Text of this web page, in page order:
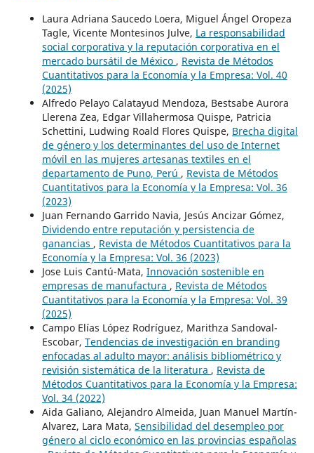
Laura Adriana Saucedo Loera, Miguel Ángel Oropeza
Tagle, Vicente Montesinos Julve, La responsabilidad
social corporativa y la reputación corporativa en el
mercado bursátil de México , Revista de Métodos
Cuantitativos para la Economía y la Empresa: Vol. 40
(2025)
Alfredo Pelayo Calatayud Mendoza, Bestsabe Aurora
Llerena Zea, Edgar Villahermosa Quispe, Patricia
Schettini, Ludwing Roald Flores Quispe, Brecha digital
de género y los determinantes del uso de Internet
móvil en las mujeres artesanas textiles en el
departamento de Puno, Perú , Revista de Métodos
Cuantitativos para la Economía y la Empresa: Vol. 36
(2023)
Juan Fernando Garrido Navia, Jesús Ancizar Gómez,
Dividendo entre reputación y persistencia de
ganancias , Revista de Métodos Cuantitativos para la
Economía y la Empresa: Vol. 36 (2023)
Jose Luis Cantú-Mata, Innovación sostenible en
empresas de manufactura , Revista de Métodos
Cuantitativos para la Economía y la Empresa: Vol. 39
(2025)
Campo Elías López Rodríguez, Marithza Sandoval-
Escobar, Tendencias de investigación en branding
enfocadas al adulto mayor: análisis bibliométrico y
revisión sistemática de la literatura , Revista de
Métodos Cuantitativos para la Economía y la Empresa:
Vol. 34 (2022)
Aida Galiano, Alejandro Almeida, Juan Manuel Martín-
Alvarez, Lara Mata, Sensibilidad del desempleo por
género al ciclo económico en las provincias españolas